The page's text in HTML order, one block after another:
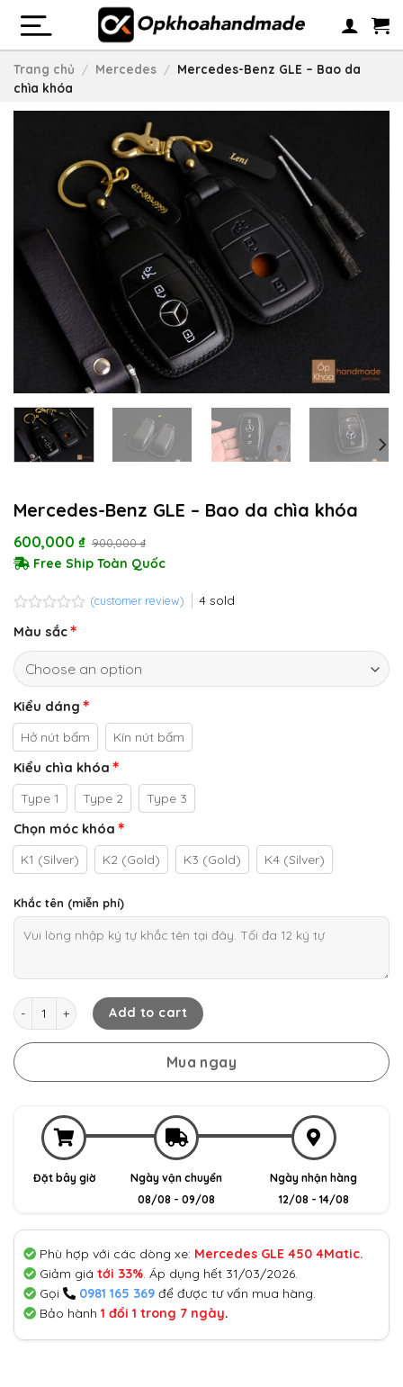
content
Trang chủ / Mercedes / Mercedes-Benz GLE – Bao da
chìa khóa
Mercedes-Benz GLE – Bao da chìa khóa
600,000 ₫ 900,000₫
Free Ship Toàn Quốc
0.0
out
of
5
(customer review) 4sold
Màu sắc
Kiểu dáng
Hở nút bấm Kín nút bấm
Kiểu chìa khóa
Type 1 Type 2 Type 3
Chọn móc khóa
K1 (Silver) K2 (Gold) K3 (Gold) K4 (Silver)
Khắc tên (miễn phí)
Mercedes-Benz GLE - Bao da chìa khóa quantity
Add to cart
Mua ngay
Đặt bây giờ
Ngày vận chuyển
08/08 - 09/08
Ngày nhận hàng
12/08 - 14/08
Phù hợp với các dòng xe: Mercedes GLE 450 4Matic.
Giảm giá tới 33%. Áp dụng hết 31/03/2026.
Gọi
0981 165 369 để được tư vấn mua hàng.
Bảo hành 1 đổi 1 trong 7 ngày.